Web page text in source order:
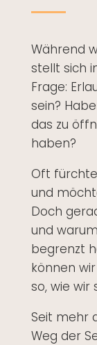
Während
stellt sich
Frage:
sein?
das zu
haben?
Oft
und
Doch
und
begrenzt
können
so, wie wir
Seit mehr
Weg der